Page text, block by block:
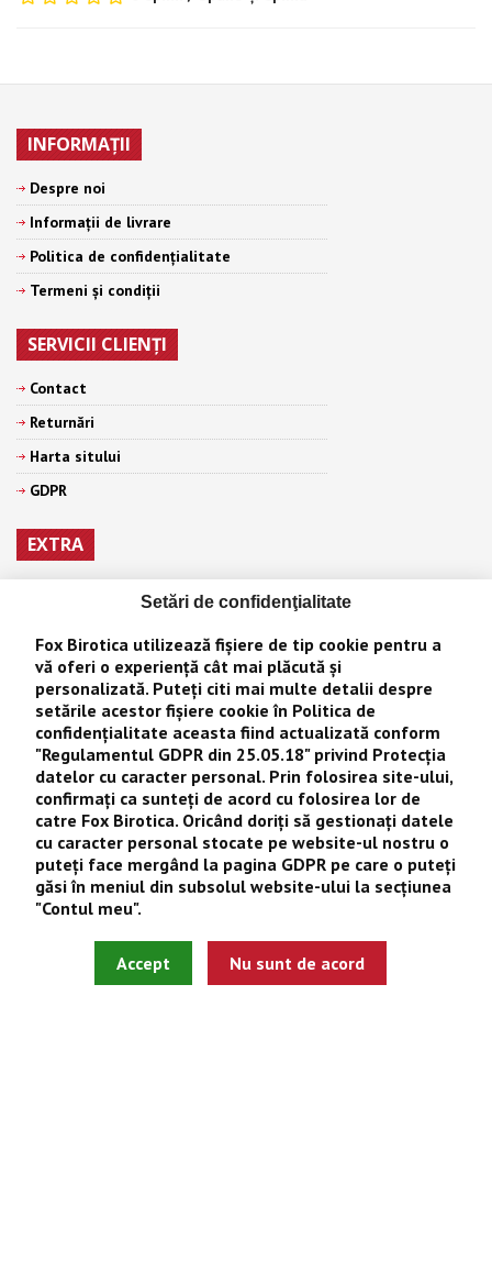
Setări de confidenţialitate
Fox Birotica utilizează fișiere de tip cookie pentru a
vă oferi o experiență cât mai plăcută și
personalizată. Puteţi citi mai multe detalii despre
setările acestor fișiere cookie în Politica de
confidențialitate aceasta fiind actualizată conform
"Regulamentul GDPR din 25.05.18" privind Protecţia
datelor cu caracter personal. Prin folosirea site-ului,
confirmaţi ca sunteţi de acord cu folosirea lor de
catre Fox Birotica. Oricând doriţi să gestionaţi datele
cu caracter personal stocate pe website-ul nostru o
puteţi face mergând la pagina GDPR pe care o puteţi
găsi în meniul din subsolul website-ului la secţiunea
"Contul meu".
Accept Nu sunt de acord
INFORMAŢII
Despre noi
Informații de livrare
Politica de confidențialitate
Termeni şi condiţii
SERVICII CLIENŢI
Contact
Returnări
Harta sitului
GDPR
EXTRA
Afiliaţi
Oferte speciale
CONTUL MEU
Contul meu
Istoric comenzi
Wishlist
Newsletter
Fox Birotica © 2026
Site realizat de